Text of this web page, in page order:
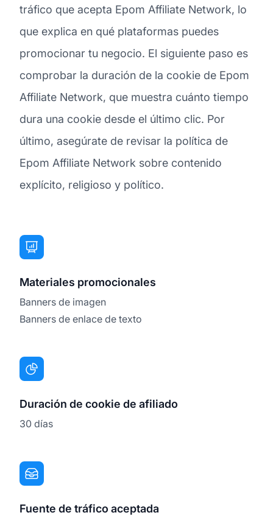
tráfico que acepta Epom Affiliate Network, lo
que explica en qué plataformas puedes
promocionar tu negocio. El siguiente paso es
comprobar la duración de la cookie de Epom
Affiliate Network, que muestra cuánto tiempo
dura una cookie desde el último clic. Por
último, asegúrate de revisar la política de
Epom Affiliate Network sobre contenido
explícito, religioso y político.
Materiales promocionales
Banners de imagen
Banners de enlace de texto
Duración de cookie de afiliado
30 días
Fuente de tráfico aceptada